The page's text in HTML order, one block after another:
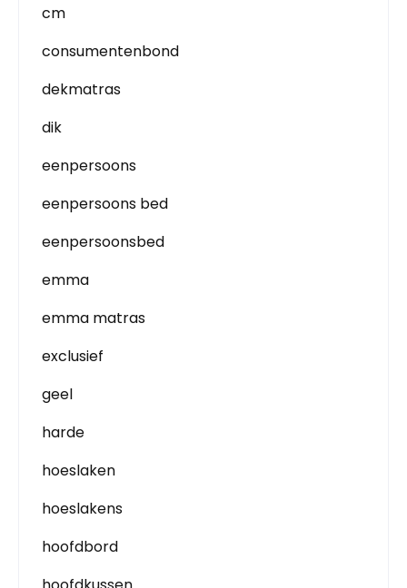
cm
consumentenbond
dekmatras
dik
eenpersoons
eenpersoons bed
eenpersoonsbed
emma
emma matras
exclusief
geel
harde
hoeslaken
hoeslakens
hoofdbord